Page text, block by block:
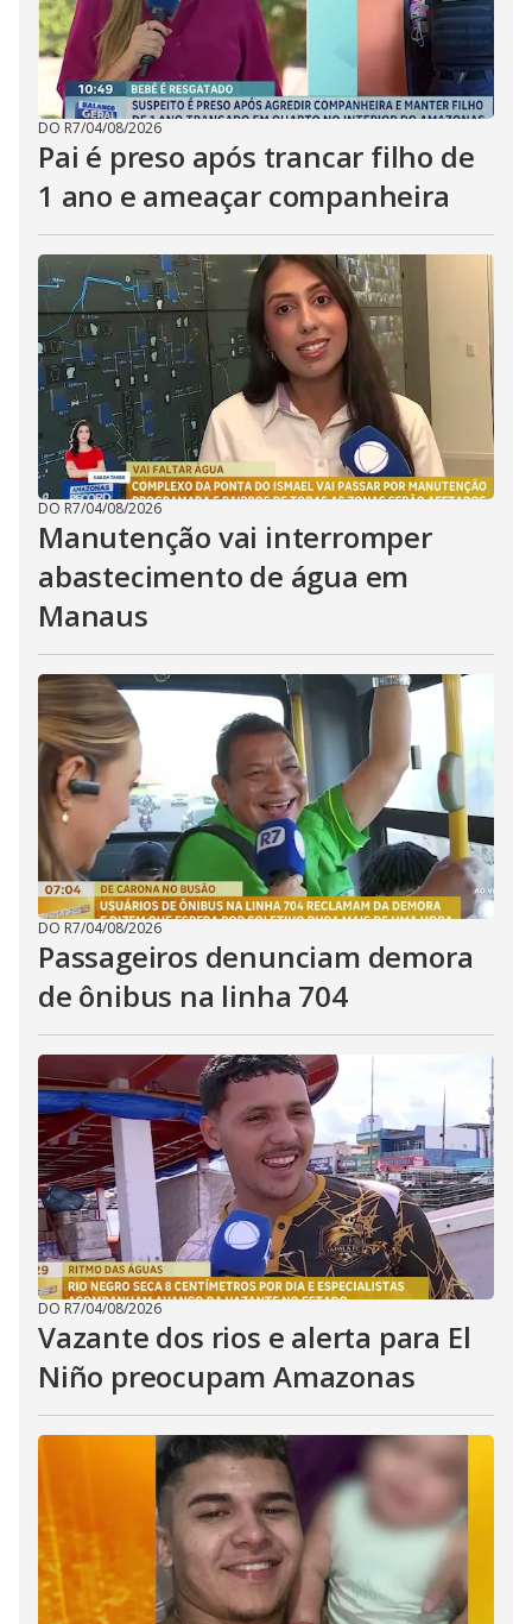
DO R7/04/08/2026
Pai é preso após trancar filho de
1 ano e ameaçar companheira
DO R7/04/08/2026
Manutenção vai interromper
abastecimento de água em
Manaus
DO R7/04/08/2026
Passageiros denunciam demora
de ônibus na linha 704
DO R7/04/08/2026
Vazante dos rios e alerta para El
Niño preocupam Amazonas